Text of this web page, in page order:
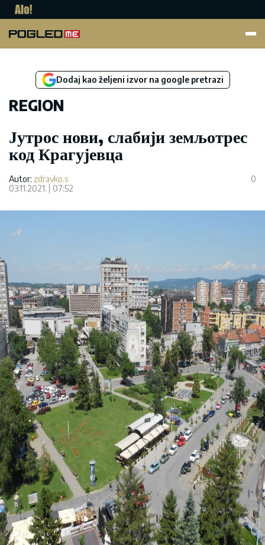
Dodaj kao željeni izvor na google pretrazi
REGION
Јутрос нови, слабији земљотрес
код Крагујевца
Autor: zdravko.s
03.11.2021.
07:52
0